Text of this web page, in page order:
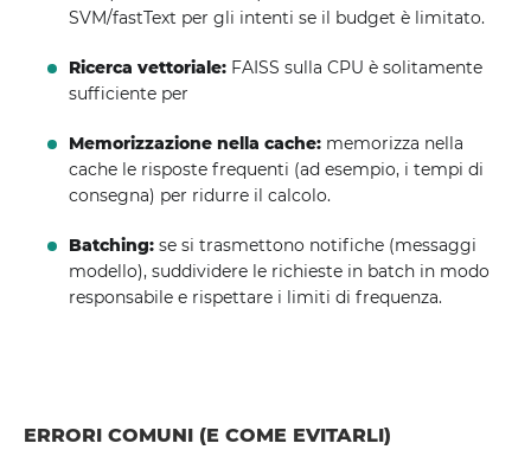
SVM/fastText per gli intenti se il budget è limitato.
Ricerca vettoriale: FAISS sulla CPU è solitamente
sufficiente per
Memorizzazione nella cache: memorizza nella
cache le risposte frequenti (ad esempio, i tempi di
consegna) per ridurre il calcolo.
Batching: se si trasmettono notifiche (messaggi
modello), suddividere le richieste in batch in modo
responsabile e rispettare i limiti di frequenza.
ERRORI COMUNI (E COME EVITARLI)